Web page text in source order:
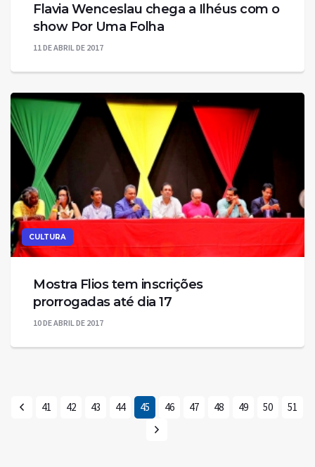
Flavia Wenceslau chega a Ilhéus com o
show Por Uma Folha
11 DE ABRIL DE 2017
CULTURA
Mostra Flios tem inscrições
prorrogadas até dia 17
10 DE ABRIL DE 2017
41 42 43 44 45 46 47 48 49 50 51